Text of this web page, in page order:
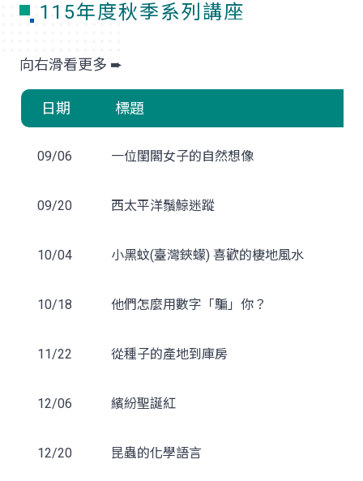
115年度秋季系列講座
日期 標題
09/06 一位閨閣女子的自然想像
09/20 西太平洋鬚鯨迷蹤
10/04 小黑蚊(臺灣鋏蠓) 喜歡的棲地風水
10/18 他們怎麼用數字「騙」你？
11/22 從種子的產地到庫房
12/06 繽紛聖誕紅
12/20 昆蟲的化學語言